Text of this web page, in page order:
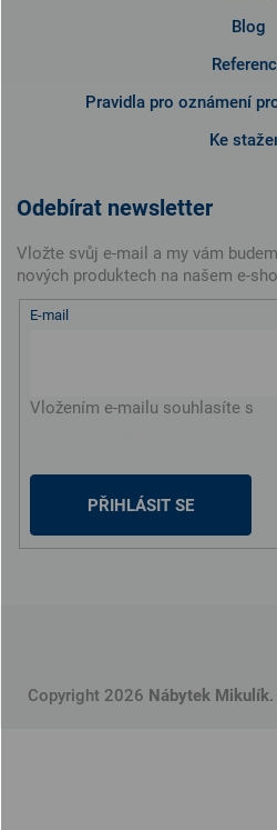
Blog
Pravidla pro oznámení
Ke
Odebírat newsletter
Vložte svůj e-mail a my vám
nových produktech na našem e-
E-mail
Vložením e-mailu souhlasíte s
PŘIHLÁSIT SE
Copyright 2026 Nábytek Mikulík.